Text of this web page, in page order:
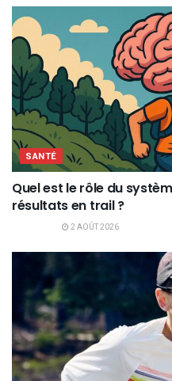
SANTÉ
Quel est le rôle du
résultats en trail ?
2 AOÛT 2026